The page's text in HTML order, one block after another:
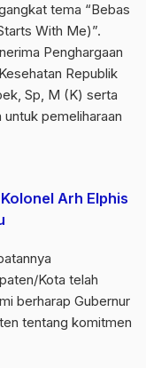
tema “Bebas
With Me)”.
Penghargaan
Republik
Sp, M (K) serta
pemeliharaan
Arh Elphis
Kota telah
berharap Gubernur
tentang komitmen